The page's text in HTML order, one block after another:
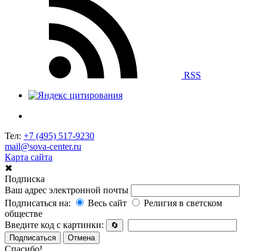
RSS
Тел: +7 (495) 517-9230
mail@sova-center.ru
Карта сайта
✖
Подписка
Ваш адрес электронной почты
Подписаться на:
Весь сайт
Религия в светском
обществе
Введите код с картинки:
🔄
Подписаться
Отмена